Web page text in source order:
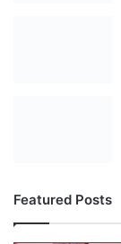
Featured Posts